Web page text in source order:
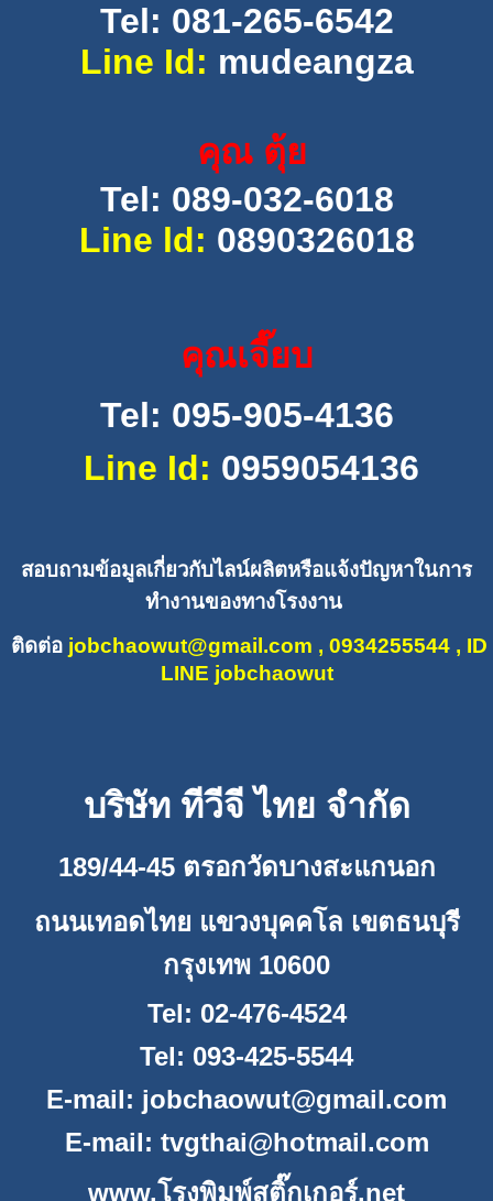
Tel: 081-265-6542
Line Id: mudeangza
คุณ ตุ้ย
Tel: 089-032-6018
Line ld: 0890326018
คุณเจี๊ยบ
Tel: 095-905-4136
Line Id: 0959054136
สอบถามข้อมูลเกี่ยวกับไลน์ผลิตหรือแจ้งปัญหาในการ
ทำงานของทางโรงงาน
ติดต่อ jobchaowut@gmail.com , 0934255544 , ID
LINE jobchaowut
บริษัท ทีวีจี ไทย จำกัด
189/44-45 ตรอกวัดบางสะแกนอก
ถนนเทอดไทย แขวงบุคคโล เขตธนบุรี
กรุงเทพ 10600
Tel: 02-476-4524
Tel: 093-425-5544
E-mail: jobchaowut@gmail.com
E-mail: tvgthai@hotmail.com
www.โรงพิมพ์สติ๊กเกอร์.net